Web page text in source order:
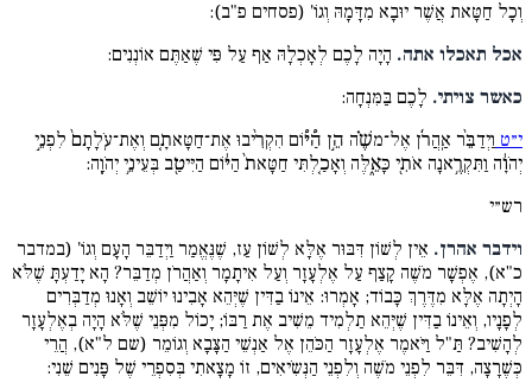
וְכָל חַטָּאת אֲשֶׁר יוּבָא מִדָּמָהּ וְגוֹ' (פסחים פ"ב):
אכל תאכלו אתה. הָיָה לָכֶם לְאָכְלָהּ אַף עַל פִּי שֶׁאַתֶּם אוֹנְנִים:
כאשר צויתי. לָכֶם בַּמִּנְחָה:
י״ט וַיְדַבֵּ֨ר אַֽהֲרֹ֜ן אֶל־משֶׁ֗ה הֵ֣ן הַ֠יּ֠וֹם הִקְרִ֨יבוּ אֶת־חַטָּאתָ֤ם וְאֶת־עֹֽלָתָם֙ לִפְנֵ֣י
יְהֹוָ֔ה וַתִּקְרֶ֥אנָה אֹתִ֖י כָּאֵ֑לֶּה וְאָכַ֤לְתִּי חַטָּאת֙ הַיּ֔וֹם הַיִּיטַ֖ב בְּעֵינֵ֥י יְהֹוָֽה:
רש״י
וידבר אהרן. אֵין לְשׁוֹן דִּבּוּר אֶלָּא לְשׁוֹן עַז, שֶׁנֶּאֱמַר וַיְדַבֵּר הָעָם וְגוֹ' (במדבר
כ"א), אֶפְשָׁר מֹשֶׁה קָצַף עַל אֶלְעָזָר וְעַל אִיתָמָר וְאַהֲרֹן מְדַבֵּר? הָא יָדַעְתָּ שֶׁלֹּא
הָיְתָה אֶלָּא מִדֶּרֶךְ כָּבוֹד; אָמְרוּ: אֵינוֹ בַדִּין שֶׁיְּהֵא אָבִינוּ יוֹשֵׁב וְאָנוּ מְדַבְּרִים
לְפָנָיו, וְאֵינוֹ בַדִּין שֶׁיְּהֵא תַלְמִיד מֵשִׁיב אֶת רַבּוֹ; יָכוֹל מִפְּנֵי שֶׁלֹּא הָיָה בְאֶלְעָזָר
לְהָשִׁיב? תַּ"ל וַיֹּאמֶר אֶלְעָזָר הַכֹּהֵן אֶל אַנְשֵׁי הַצָּבָא וְגוֹמֵר (שם ל"א), הֲרֵי
כְּשֶׁרָצָה, דִּבֵּר לִפְנֵי מֹשֶׁה וְלִפְנֵי הַנְּשִֹיאִים, זוֹ מָצָאתִי בְּסִפְרֵי שֶׁל פָּנִים שֵׁנִי: